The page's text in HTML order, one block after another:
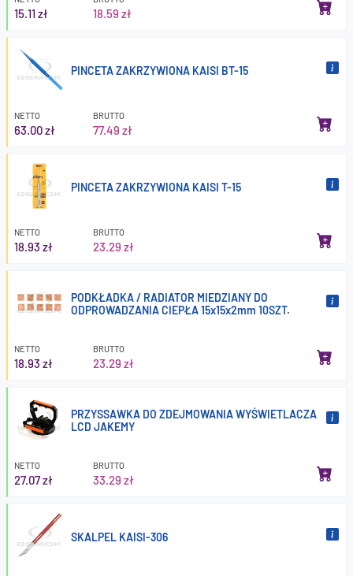
15.11 zł 18.59 zł
PINCETA ZAKRZYWIONA KAISI BT-15
NETTO
63.00 zł
BRUTTO
77.49 zł
PINCETA ZAKRZYWIONA KAISI T-15
NETTO
18.93 zł
BRUTTO
23.29 zł
PODKŁADKA / RADIATOR MIEDZIANY DO
ODPROWADZANIA CIEPŁA 15x15x2mm 10SZT.
NETTO
18.93 zł
BRUTTO
23.29 zł
PRZYSSAWKA DO ZDEJMOWANIA WYŚWIETLACZA
LCD JAKEMY
NETTO
27.07 zł
BRUTTO
33.29 zł
SKALPEL KAISI-306